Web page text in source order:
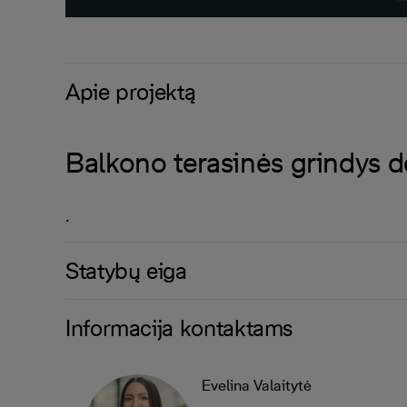
Apie projektą
Balkono terasinės grindys
.
Statybų eiga
Informacija kontaktams
Evelina Valaitytė